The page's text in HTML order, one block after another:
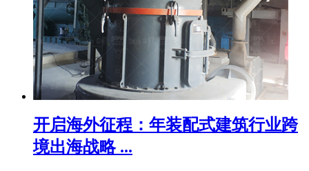
开启海外征程：年装配式建筑行业跨
境出海战略 ...